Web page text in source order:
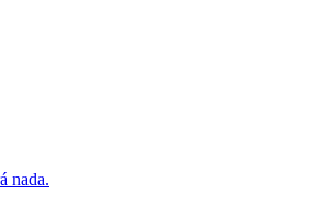
nada.